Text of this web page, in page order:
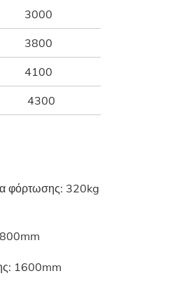
3000
3800
4100
4300
φόρτωσης: 320kg
1600mm